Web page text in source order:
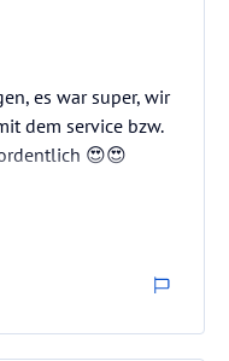
es war super, wir
dem service bzw.
😍😍